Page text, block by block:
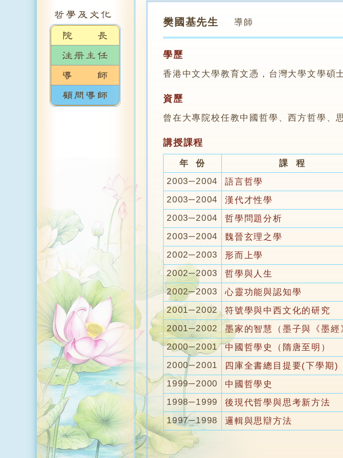
樊國基先生 導師
學歷
香港中文大學教育文憑，台灣大學文學碩
資歷
曾在大專院校任教中國哲學、西方哲學、
講授課程
年 份
課 程
2003─2004
語言哲學
2003─2004
漢代才性學
2003─2004
哲學問題分析
2003─2004
魏晉玄理之學
2002─2003
形而上學
2002─2003
哲學與人生
2002─2003
心靈功能與認知學
2001─2002
符號學與中西文化的研究
2001─2002
墨家的智慧（墨子與《墨經
2000─2001
中國哲學史（隋唐至明）
2000─2001
四庫全書總目提要(下學期)
1999─2000
中國哲學史
1998─1999
後現代哲學與思考新方法
1997─1998
邏輯與思辯方法